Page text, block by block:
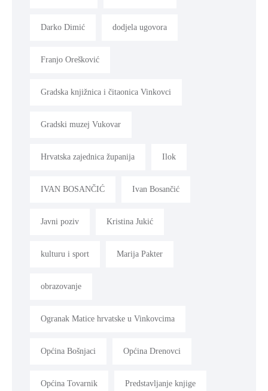
Darko Dimić dodjela ugovora
Franjo Orešković
Gradska knjižnica i čitaonica Vinkovci
Gradski muzej Vukovar
Hrvatska zajednica županija Ilok
IVAN BOSANČIĆ Ivan Bosančić
Javni poziv Kristina Jukić
kulturu i sport Marija Pakter
obrazovanje
Ogranak Matice hrvatske u Vinkovcima
Općina Bošnjaci Općina Drenovci
Općina Tovarnik Predstavljanje knjige